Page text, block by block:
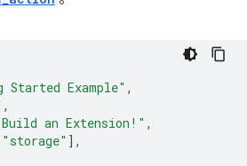
Started Example" ,
,
an Extension!" ,
"storage" ],